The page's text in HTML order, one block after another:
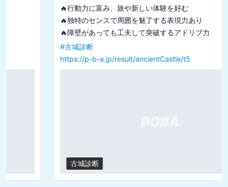
🔥行動力に富み、旅や新しい体験を好む
🔥独特のセンスで周囲を魅了する表現力あり
🔥障壁があっても工夫して突破するアドリブ力
https://p-b-a.jp/result/ancientCastle/t5